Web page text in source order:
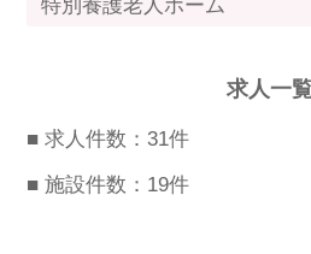
採用担当者様
紹介会社を使うメリ
特別養護老人ホーム
求人一
■ 求人件数：31件
■ 施設件数：19件